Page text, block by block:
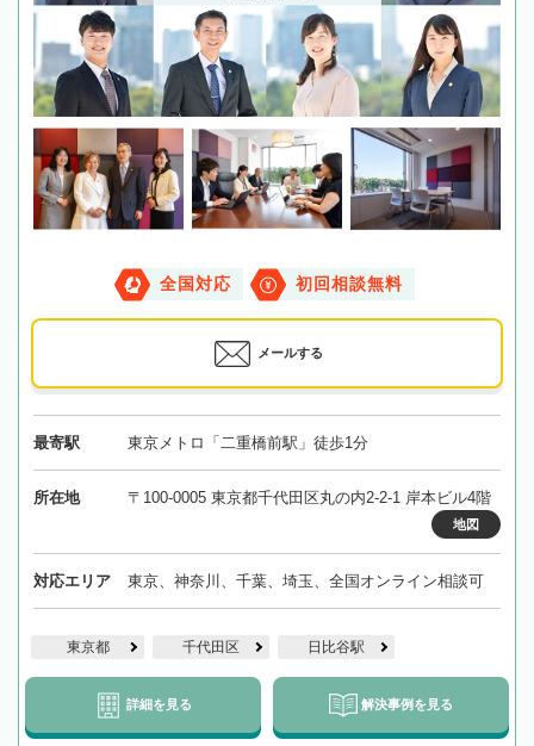
全国対応 初回相談無料
メールする
最寄駅 東京メトロ「二重橋前駅」徒歩1分
所在地 〒100-0005 東京都千代田区丸の内2-2-1 岸本ビル4階
地図
対応エリア 東京、神奈川、千葉、埼玉、全国オンライン相談可
東京都 千代田区 日比谷駅
詳細を見る 解決事例を見る